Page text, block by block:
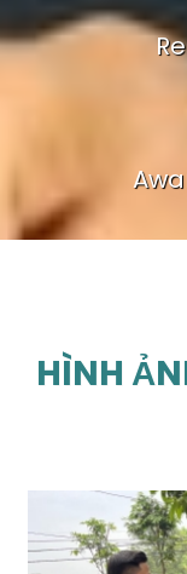
HÌNH